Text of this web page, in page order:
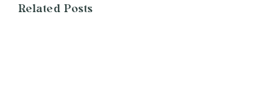
Related Posts